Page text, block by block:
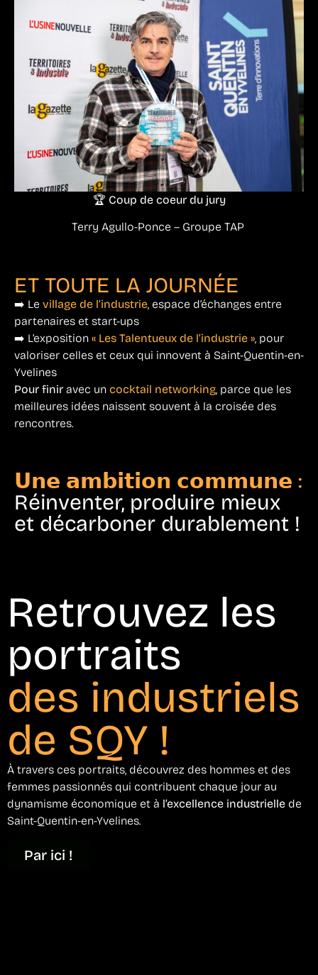
🏆 Coup de coeur du jury
Terry Agullo-Ponce – Groupe TAP
ET TOUTE LA JOURNÉE
➡️ Le village de l’industrie , espace d’échanges entre
partenaires et start-ups
➡️ L’exposition « Les Talentueux de l’industrie » , pour
valoriser celles et ceux qui innovent à Saint-Quentin-en-
Yvelines
Pour finir avec un cocktail networking , parce que les
meilleures idées naissent souvent à la croisée des
rencontres.
𝗨𝗻𝗲 𝗮𝗺𝗯𝗶𝘁𝗶𝗼𝗻 𝗰𝗼𝗺𝗺𝘂𝗻𝗲 :
Réinventer, produire mieux
et décarboner durablement !
Retrouvez les
portraits
des industriels
de SQY !
À travers ces portraits, découvrez des hommes et des
femmes passionnés qui contribuent chaque jour au
dynamisme économique et à l’excellence industrielle de
Saint-Quentin-en-Yvelines.
Par ici !